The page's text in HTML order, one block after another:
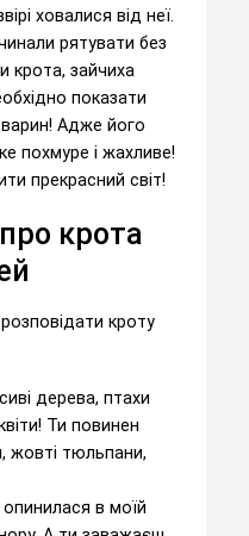
ховалися від неї.
рятувати без
крота, зайчиха
показати
Адже його
похмуре і жахливе!
прекрасний світ!
крота
кроту
дерева, птахи
Ти повинен
жовті тюльпани,
в моїй